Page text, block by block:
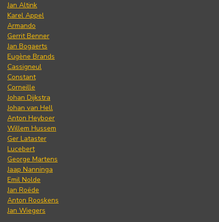
Jan Altink
Karel Appel
Armando
Gerrit Benner
Jan Bogaerts
Eugène Brands
Cassigneul
Constant
Corneille
Johan Dijkstra
Johan van Hell
Anton Heyboer
Willem Hussem
Ger Lataster
Lucebert
George Martens
Jaap Nanninga
Emil Nolde
Jan Roëde
Anton Rooskens
Jan Wiegers